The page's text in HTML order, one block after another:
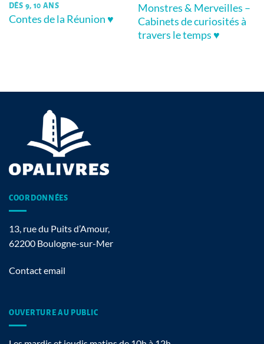
DÈS 9, 10 ANS
Contes de la Réunion ♥
Monstres & Merveilles –
Cabinets de curiosités à
travers le temps ♥
COORDONNÉES
13, rue du Puits d’Amour,
62200 Boulogne-sur-Mer
Contact email
OUVERTURE AU PUBLIC